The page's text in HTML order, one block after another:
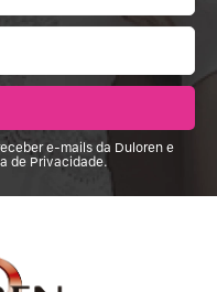
e-mails da Duloren e
de Privacidade.